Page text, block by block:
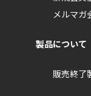
メルマガ
製品について
販売終了